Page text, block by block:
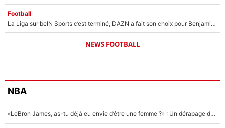
Football
La Liga sur beIN Sports c’est terminé, DAZN a fait son choix pour Benjamin Da Silva et Omar Da Fonseca !
NEWS FOOTBALL
NBA
«LeBron James, as-tu déjà eu envie d’être une femme ?» : Un dérapage de Donald Trump sur la superstar de la NBA refait surface